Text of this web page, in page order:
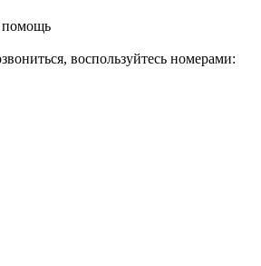
помощь
воспользуйтесь номерами: